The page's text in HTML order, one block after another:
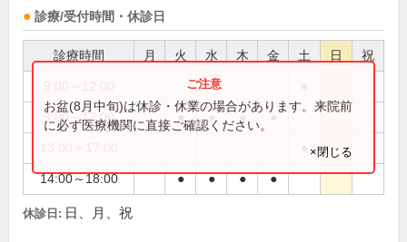
診療/受付時間・休診日
診療時間 月 火 水 木 金 土 日 祝
9:00～13:00 ● ● ● ●
14:00～18:00 ● ● ● ●
お盆(8月中旬)は休診・休業の場合があります。来院前
に必ず医療機関に直接ご確認ください。
×閉じる
休診日: 日、月、祝